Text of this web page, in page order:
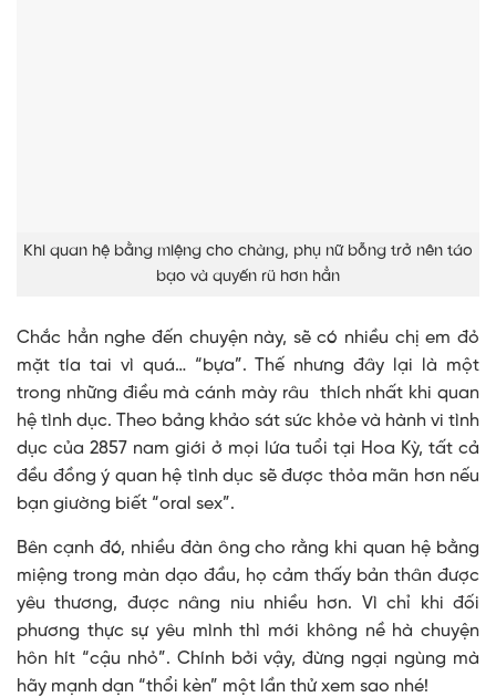
Khi quan hệ bằng miệng cho chàng, phụ nữ bỗng trở nên táo
bạo và quyến rũ hơn hẳn
Chắc hẳn nghe đến chuyện này, sẽ có nhiều chị em đỏ
mặt tía tai vì quá… “bựa”. Thế nhưng đây lại là một
trong những điều mà cánh mày râu thích nhất khi quan
hệ tình dục. Theo bảng khảo sát sức khỏe và hành vi tình
dục của 2857 nam giới ở mọi lứa tuổi tại Hoa Kỳ, tất cả
đều đồng ý quan hệ tình dục sẽ được thỏa mãn hơn nếu
bạn giường biết “oral sex”.
Bên cạnh đó, nhiều đàn ông cho rằng khi quan hệ bằng
miệng trong màn dạo đầu, họ cảm thấy bản thân được
yêu thương, được nâng niu nhiều hơn. Vì chỉ khi đối
phương thực sự yêu mình thì mới không nề hà chuyện
hôn hít “cậu nhỏ”. Chính bởi vậy, đừng ngại ngùng mà
hãy mạnh dạn “thổi kèn” một lần thử xem sao nhé!